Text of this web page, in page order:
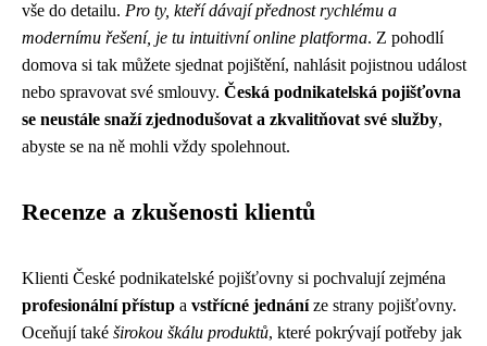
vše do detailu. Pro ty, kteří dávají přednost rychlému a
modernímu řešení, je tu intuitivní online platforma. Z pohodlí
domova si tak můžete sjednat pojištění, nahlásit pojistnou událost
nebo spravovat své smlouvy. Česká podnikatelská pojišťovna
se neustále snaží zjednodušovat a zkvalitňovat své služby,
abyste se na ně mohli vždy spolehnout.
Recenze a zkušenosti klientů
Klienti České podnikatelské pojišťovny si pochvalují zejména
profesionální přístup a vstřícné jednáníze strany pojišťovny.
Oceňují také širokou škálu produktů, které pokrývají potřeby jak